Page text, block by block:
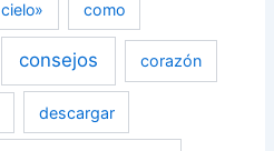
cielo» como
consejos corazón
descargar